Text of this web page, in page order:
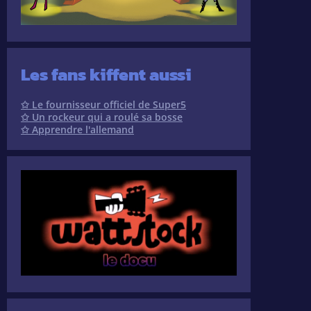
Les fans kiffent aussi
✩ Le fournisseur officiel de Super5
✩ Un rockeur qui a roulé sa bosse
✩ Apprendre l'allemand